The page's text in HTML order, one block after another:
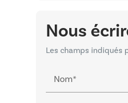
Nous
Les champs indiqués
Nom*